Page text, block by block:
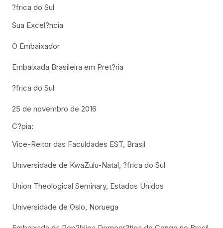
?frica do Sul
Sua Excel?ncia
O Embaixador
Embaixada Brasileira em Pret?ria
?frica do Sul
25 de novembro de 2016
C?pia:
Vice-Reitor das Faculdades EST, Brasil
Universidade de KwaZulu-Natal, ?frica do Sul
Union Theological Seminary, Estados Unidos
Universidade de Oslo, Noruega